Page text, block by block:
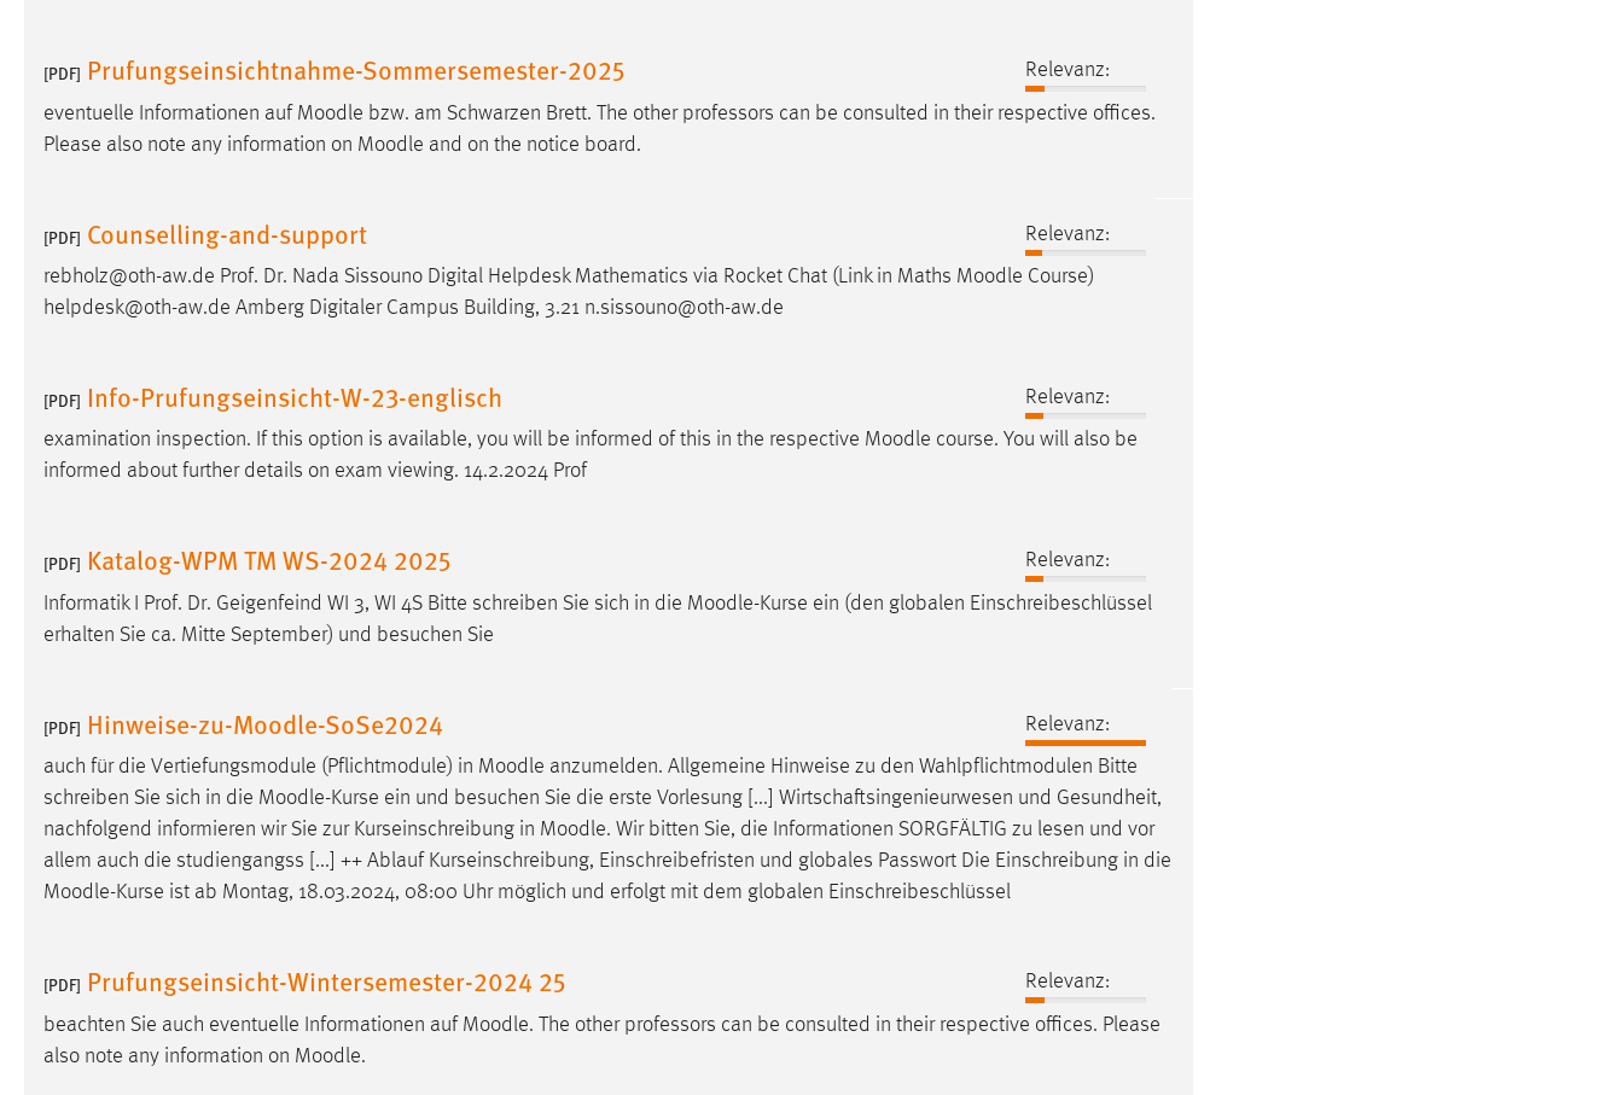
[PDF] Prufungseinsichtnahme-Sommersemester-2025
Relevanz:
eventuelle Informationen auf Moodle bzw. am Schwarzen Brett. The other professors can be consulted in their respective offices.
Please also note any information on Moodle and on the notice board.
[PDF] Counselling-and-support
Relevanz:
rebholz@oth-aw.de Prof. Dr. Nada Sissouno Digital Helpdesk Mathematics via Rocket Chat (Link in Maths Moodle Course)
helpdesk@oth-aw.de Amberg Digitaler Campus Building, 3.21 n.sissouno@oth-aw.de
[PDF] Info-Prufungseinsicht-W-23-englisch
Relevanz:
examination inspection. If this option is available, you will be informed of this in the respective Moodle course. You will also be
informed about further details on exam viewing. 14.2.2024 Prof
[PDF] Katalog-WPM TM WS-2024 2025
Relevanz:
Informatik I Prof. Dr. Geigenfeind WI 3, WI 4S Bitte schreiben Sie sich in die Moodle-Kurse ein (den globalen Einschreibeschlüssel
erhalten Sie ca. Mitte September) und besuchen Sie
[PDF] Hinweise-zu-Moodle-SoSe2024
Relevanz:
auch für die Vertiefungsmodule (Pflichtmodule) in Moodle anzumelden. Allgemeine Hinweise zu den Wahlpflichtmodulen Bitte
schreiben Sie sich in die Moodle-Kurse ein und besuchen Sie die erste Vorlesung [...] Wirtschaftsingenieurwesen und Gesundheit,
nachfolgend informieren wir Sie zur Kurseinschreibung in Moodle. Wir bitten Sie, die Informationen SORGFÄLTIG zu lesen und vor
allem auch die studiengangss [...] ++ Ablauf Kurseinschreibung, Einschreibefristen und globales Passwort Die Einschreibung in die
Moodle-Kurse ist ab Montag, 18.03.2024, 08:00 Uhr möglich und erfolgt mit dem globalen Einschreibeschlüssel
[PDF] Prufungseinsicht-Wintersemester-2024 25
Relevanz:
beachten Sie auch eventuelle Informationen auf Moodle. The other professors can be consulted in their respective offices. Please
also note any information on Moodle.
Matomo
Name: _pk_ref, _pk_cvar, _pk_id, _pk_ses
Zweck: Zugriffsstatistik
MARKETING
Sie tun dies, indem sie Besucher über Websites
hinweg verfolgen.
Google Ads
Zweck: Conversion-Tracking
Facebook Pixel
Name: _fbp
Anbieter: Facebook
Zweck: Conversion-Tracking
EXTERNE MEDIEN
Um Inhalte von Videoplattformen und Social Media